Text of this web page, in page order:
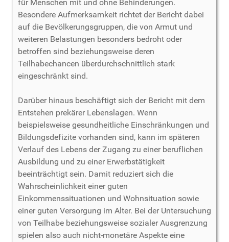
für Menschen mit und ohne Behinderungen.
Besondere Aufmerksamkeit richtet der Bericht dabei
auf die Bevölkerungsgruppen, die von Armut und
weiteren Belastungen besonders bedroht oder
betroffen sind beziehungsweise deren
Teilhabechancen überdurchschnittlich stark
eingeschränkt sind.
Darüber hinaus beschäftigt sich der Bericht mit dem
Entstehen prekärer Lebenslagen. Wenn
beispielsweise gesundheitliche Einschränkungen und
Bildungsdefizite vorhanden sind, kann im späteren
Verlauf des Lebens der Zugang zu einer beruflichen
Ausbildung und zu einer Erwerbstätigkeit
beeinträchtigt sein. Damit reduziert sich die
Wahrscheinlichkeit einer guten
Einkommenssituationen und Wohnsituation sowie
einer guten Versorgung im Alter. Bei der Untersuchung
von Teilhabe beziehungsweise sozialer Ausgrenzung
spielen also auch nicht-monetäre Aspekte eine